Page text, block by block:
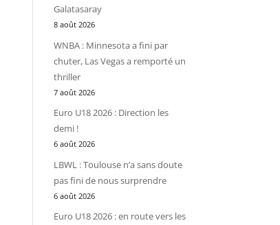
Galatasaray
8 août 2026
WNBA : Minnesota a fini par
chuter, Las Vegas a remporté un
thriller
7 août 2026
Euro U18 2026 : Direction les
demi !
6 août 2026
LBWL : Toulouse n’a sans doute
pas fini de nous surprendre
6 août 2026
Euro U18 2026 : en route vers les